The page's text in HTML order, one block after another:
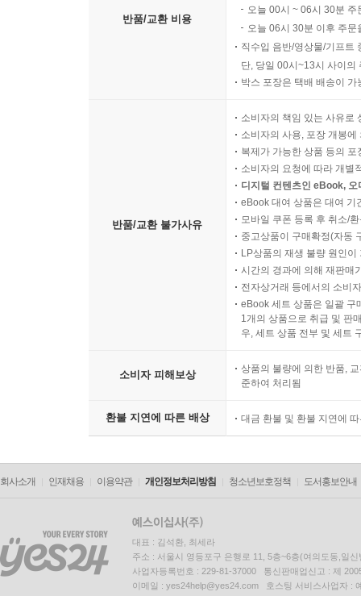
반품/교환 비용
오늘 00시 ~ 06시 30분
오늘 06시 30분 이후 주
직수입 음반/영상물/기프트
단, 당일 00시~13시 사이의
박스 포장은 택배 배송이
반품/교환 불가사유
소비자의 책임 있는 사유로
소비자의 사용, 포장 개봉
복제가 가능한 상품 등의
소비자의 요청에 따라 개별
디지털 컨텐츠인 eBook,
eBook 대여 상품은 대여 기
모바일 쿠폰 등록 후 취소/
중고상품이 구매확정(자동
LP상품의 재생 불량 원인
시간의 경과에 의해 재판매
전자상거래 등에서의 소비
eBook 세트 상품은 일괄 구
1개의 상품으로 취급 및 판
우, 세트 상품 전부 및 세트
소비자 피해보상
상품의 불량에 의한 반품,
준하여 처리됨
환불 지연에 따른 배상 대금 환불 및 환불 지연에
회사소개 인재채용 이용약관 개인정보처리방침 청소년보호정책 도서홍보안내
대표 : 김석환, 최세라
주소 : 서울시 영등포구 은행로 11, 5층~6층(여의도동,일신
사업자등록번호 : 229-81-37000 통신판매업신고 : 제
이메일 : yes24help@yes24.com 호스팅 서비스사업자 :